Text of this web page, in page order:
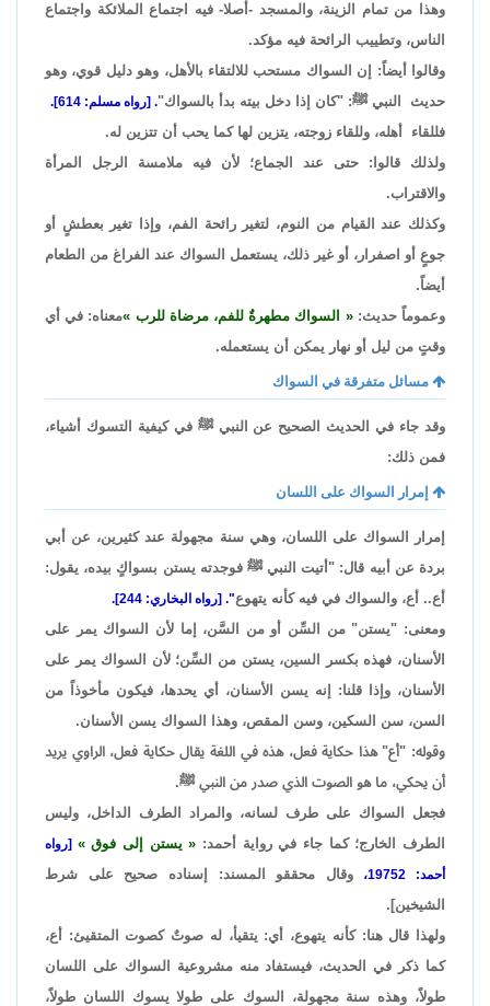
وهذا من تمام الزينة، والمسجد -أصلا- فيه اجتماع الملائكة واجتماع
الناس، وتطييب الرائحة فيه مؤكد.
وقالوا أيضاً: إن السواك مستحب للالتقاء بالأهل، وهو دليل قوي، وهو
حديث النبي ﷺ: "كان إذا دخل بيته بدأ بالسواك". [رواه مسلم: 614].
فللقاء أهله، وللقاء زوجته، يتزين لها كما يحب أن تتزين له.
ولذلك قالوا: حتى عند الجماع؛ لأن فيه ملامسة الرجل المرأة
والاقتراب.
وكذلك عند القيام من النوم، لتغير رائحة الفم، وإذا تغير بعطشٍ أو
جوعٍ أو اصفرار، أو غير ذلك، يستعمل السواك عند الفراغ من الطعام
أيضاً.
وعموماً حديث:
السواك مطهرةٌ للفم، مرضاة للرب
معناه: في أي
وقتٍ من ليل أو نهار يمكن أن يستعمله.
مسائل متفرقة في السواك
وقد جاء في الحديث الصحيح عن النبي ﷺ في كيفية التسوك أشياء،
فمن ذلك:
إمرار السواك على اللسان
إمرار السواك على اللسان، وهي سنة مجهولة عند كثيرين، عن أبي
بردة عن أبيه قال: "أتيت النبي ﷺ فوجدته يستن بسواكٍ بيده، يقول:
أع.. أع، والسواك في فيه كأنه يتهوع". [رواه البخاري: 244].
ومعنى: "يستن" من السِّن أو من السَّن، إما لأن السواك يمر على
الأسنان، فهذه بكسر السين، يستن من السِّن؛ لأن السواك يمر على
الأسنان، وإذا قلنا: إنه يسن الأسنان، أي يحدها، فيكون مأخوذاً من
السن، سن السكين، وسن المقص، وهذا السواك يسن الأسنان.
وقوله: "أع" هذا حكاية فعل، هذه في اللغة يقال حكاية فعل، الراوي يريد
أن يحكي، ما هو الصوت الذي صدر من النبي ﷺ.
فجعل السواك على طرف لسانه، والمراد الطرف الداخل، وليس
الطرف الخارج؛ كما جاء في رواية أحمد:
يستن إلى فوق
[رواه
أحمد: 19752،
وقال محققو المسند: إسناده صحيح على شرط
الشيخين].
ولهذا قال هنا: كأنه يتهوع، أي: يتقيأ، له صوتٌ كصوت المتقيئ: أع،
كما ذكر في الحديث، فيستفاد منه مشروعية السواك على اللسان
طولاً، وهذه سنة مجهولة، السوك على طولا يسوك اللسان طولاً،